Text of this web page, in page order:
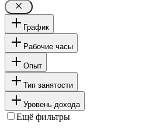
График
Рабочие часы
Опыт
Тип занятости
Уровень дохода
Ещё фильтры